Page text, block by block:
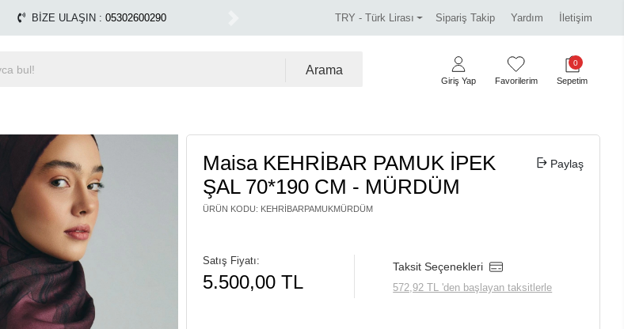
Tüm Alışverişlerinizde Kargo Ücretsiz! Miss Dalida marka ürünlerde %30 indirim. Tüm kredi
1500 TL ÜZERİ ÜCRETSİZ KARGO TRY - Türk Lirası Sipariş Takip Yardım İletişim
Arama
Giriş Yap Favorilerim
0
Sepetim
Maisa KEHRİBAR PAMUK İPEK
ŞAL 70*190 CM - MÜRDÜM
ÜRÜN KODU: KEHRIBARPAMUKMÜRDÜM
Paylaş
Satış Fiyatı:
5.500,00 TL
Taksit Seçenekleri
572,92 TL 'den başlayan taksitlerle